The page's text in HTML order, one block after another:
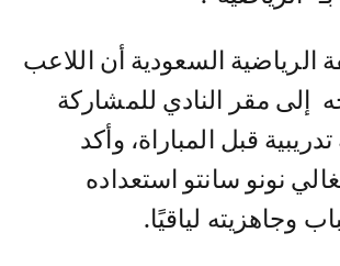
السعودية أن اللاعب
إلى مقر النادي للمشاركة
قبل المباراة، وأكد
نونو سانتو استعداده
وجاهزيته لياقيًا.